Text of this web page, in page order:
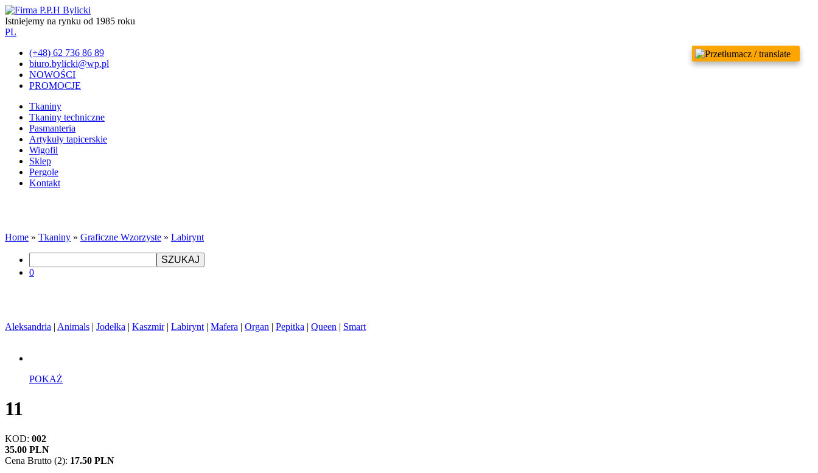
Istniejemy na rynku od 1985 roku
PL
(+48) 62 736 86 89
biuro.bylicki@wp.pl
NOWOŚCI
PROMOCJE
Tkaniny
Tkaniny techniczne
Pasmanteria
Artykuły tapicerskie
Wigofil
Sklep
Pergole
Kontakt
Home » Tkaniny » Graficzne Wzorzyste » Labirynt
SZUKAJ
0
Aleksandria | Animals | Jodełka | Kaszmir| Labirynt | Mafera | Organ | Pepitka | Queen | Smart
POKAŻ
11
KOD: 002
35.00 PLN
Cena Brutto (2): 17.50 PLN